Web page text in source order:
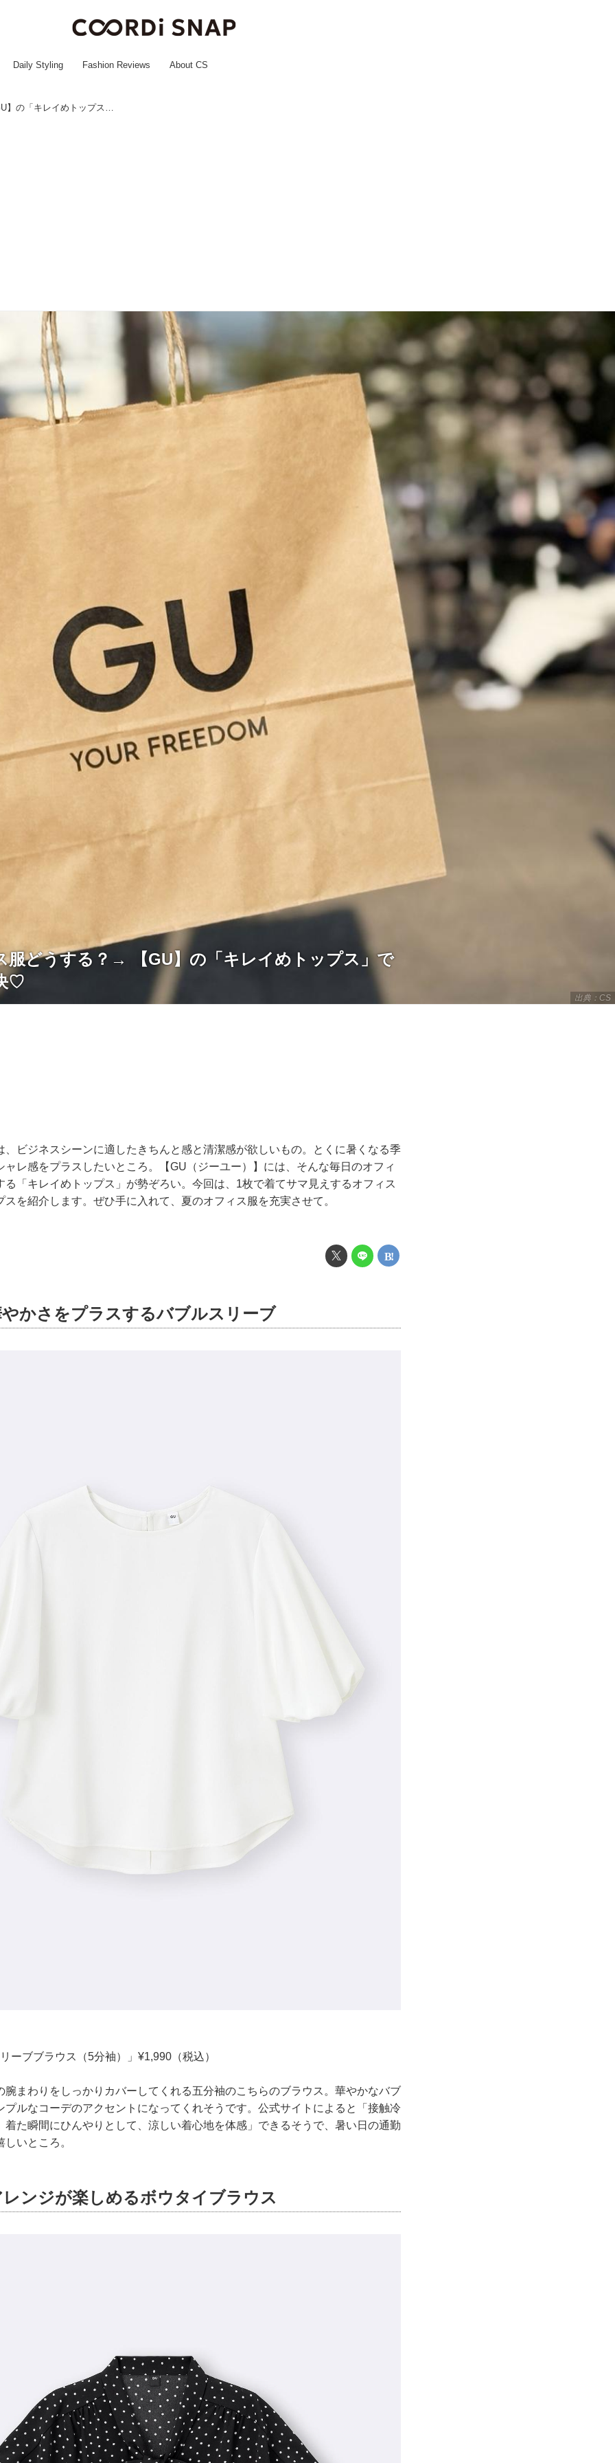
Daily Styling Fashion Reviews About CS
夏のオフィス服どうする？→ 【GU】の「キレイめトップス」でサクッと解決♡
出典：CS
服どうする？→ 【GU】の「キレイめトップス」で
♡
、ビジネスシーンに適したきちんと感と清潔感が欲しいもの。とくに暑くなる季
ャレ感をプラスしたいところ。【GU（ジーユー）】には、そんな毎日のオフィ
る「キレイめトップス」が勢ぞろい。今回は、1枚で着てサマ見えするオフィス
スを紹介します。ぜひ手に入れて、夏のオフィス服を充実させて。
かさをプラスするバブルスリーブ
ーブブラウス（5分袖）」¥1,990（税込）
腕まわりをしっかりカバーしてくれる五分袖のこちらのブラウス。華やかなバブ
プルなコーデのアクセントになってくれそうです。公式サイトによると「接触冷
着た瞬間にひんやりとして、涼しい着心地を体感」できるそうで、暑い日の通勤
いところ。
ンジが楽しめるボウタイブラウス